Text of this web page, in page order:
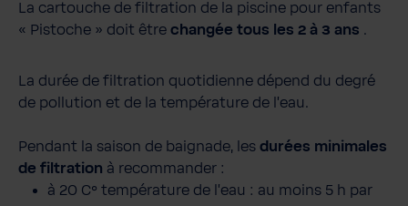
La cartouche de filtration de la piscine pour enfants
« Pistoche » doit être changée tous les 2 à 3 ans .
La durée de filtration quotidienne dépend du degré
de pollution et de la température de l'eau.
Pendant la saison de baignade, les durées minimales
de filtration à recommander :
à 20 C° température de l'eau : au moins 5 h par